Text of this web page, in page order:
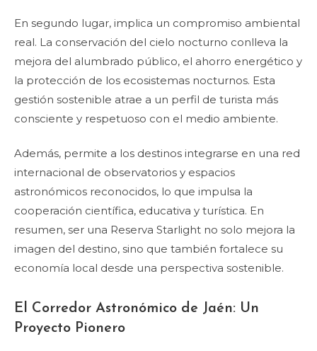
En segundo lugar, implica un compromiso ambiental
real. La conservación del cielo nocturno conlleva la
mejora del alumbrado público, el ahorro energético y
la protección de los ecosistemas nocturnos. Esta
gestión sostenible atrae a un perfil de turista más
consciente y respetuoso con el medio ambiente.
Además, permite a los destinos integrarse en una red
internacional de observatorios y espacios
astronómicos reconocidos, lo que impulsa la
cooperación científica, educativa y turística. En
resumen, ser una Reserva Starlight no solo mejora la
imagen del destino, sino que también fortalece su
economía local desde una perspectiva sostenible.
El Corredor Astronómico de Jaén: Un
Proyecto Pionero